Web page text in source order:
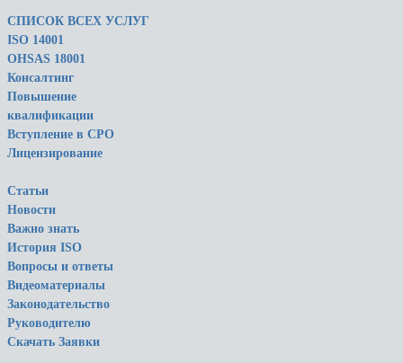
СПИСОК ВСЕХ УСЛУГ
ISO 14001
OHSAS 18001
Консалтинг
Повышение
квалификации
Вступление в СРО
Лицензирование
Статьи
Новости
Важно знать
История ISO
Вопросы и ответы
Видеоматериалы
Законодательство
Руководителю
Скачать Заявки